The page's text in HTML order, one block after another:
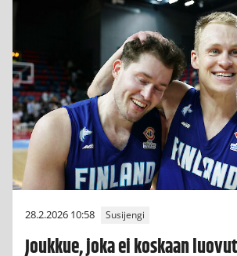
28.2.2026 10:58 Susijengi
Joukkue, joka ei koskaan